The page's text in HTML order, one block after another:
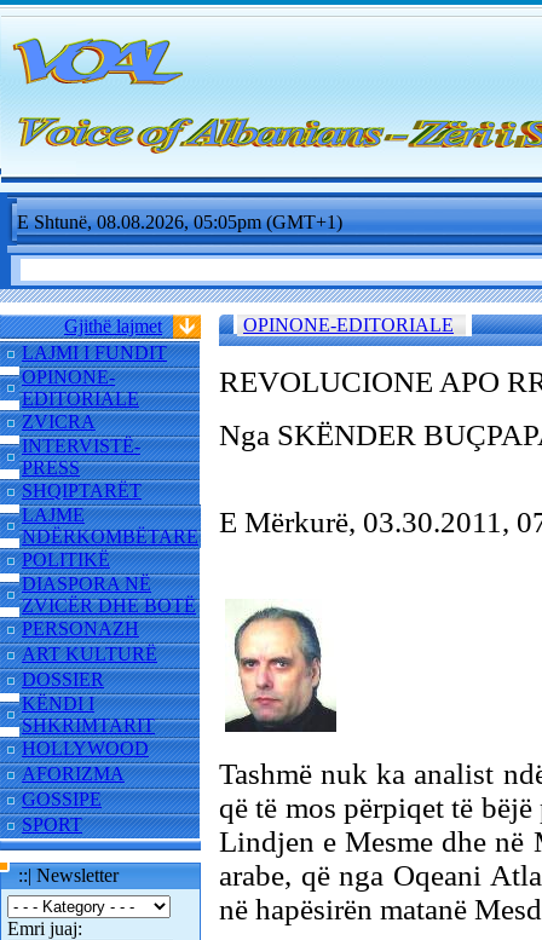
E Shtunë, 08.08.2026, 05:05pm (GMT+1)
Gjithë lajmet
LAJMI I FUNDIT
OPINONE-
EDITORIALE
ZVICRA
INTERVISTË-
PRESS
SHQIPTARËT
LAJME
NDËRKOMBËTARE
POLITIKË
DIASPORA NË
ZVICËR DHE BOTË
PERSONAZH
ART KULTURË
DOSSIER
KËNDI I
SHKRIMTARIT
HOLLYWOOD
AFORIZMA
GOSSIPE
SPORT
::| Newsletter
Emri juaj:
OPINONE-EDITORIALE
REVOLUCIONE APO
Nga SKËNDER
E Mërkurë, 03.30.2011,
Tashmë nuk ka analist
që të mos përpiqet të
Lindjen e Mesme dhe në
arabe, që nga Oqeani
në hapësirën matanë